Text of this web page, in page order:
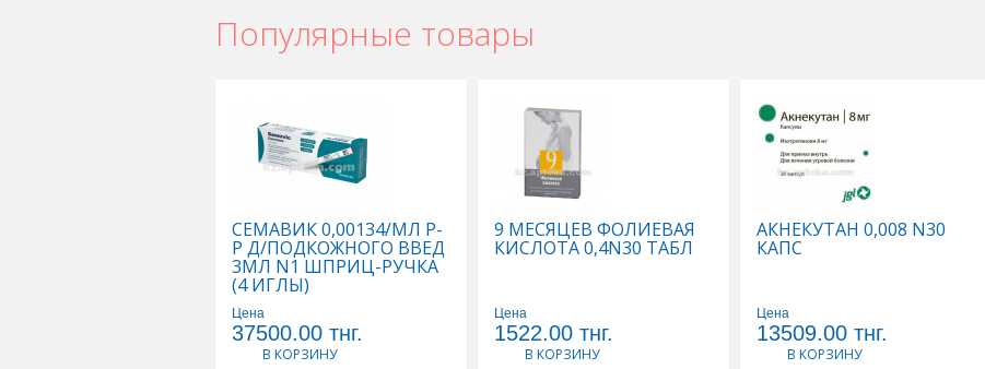
Аква Марис Плюс в Астане Аква Марис Плюс в Уральске
Популярные товары
СЕМАВИК 0,00134/МЛ Р-
Р Д/ПОДКОЖНОГО ВВЕД
3МЛ N1 ШПРИЦ-РУЧКА
(4 ИГЛЫ)
Цена
37500.00 тнг.
В КОРЗИНУ
9 МЕСЯЦЕВ ФОЛИЕВАЯ
КИСЛОТА 0,4N30 ТАБЛ
Цена
1522.00 тнг.
В КОРЗИНУ
АКНЕКУТАН 0,008 N30
КАПС
Цена
13509.00 тнг.
В КОРЗИНУ